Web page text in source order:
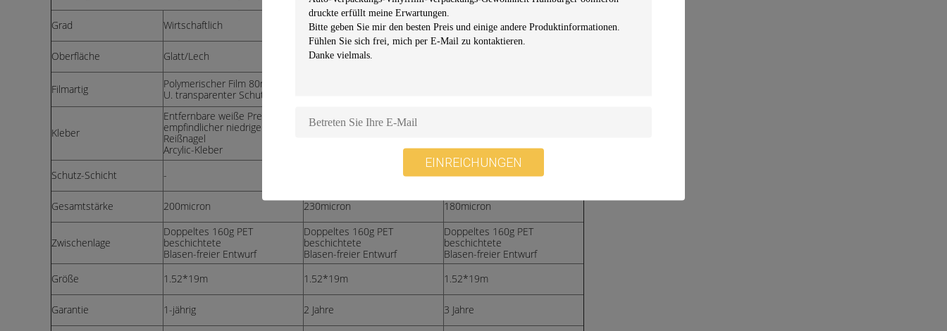
EINREICHUNGEN
Grad Wirtschaftlich Klassiker Luxus
Oberfläche Glatt/Lech Glatt/Lech
Filmartig
Polymerischer Film 80micron
U. transparenter Schutz-Film
Kleber
Entfernbare weiße Presse-
empfindlicher niedriger
Reißnagel
Arcylic-Kleber
Entfernbare weiße
Presse-
empfindlicher niedriger
Arcylic-Kleber
Schutz-Schicht
- PET 30micron Schicht
Gesamtstärke 200micron 230micron 180micron
Zwischenlage
Doppeltes 160g PET
beschichtete
Blasen-freier Entwurf
Doppeltes 160g PET
beschichtete
Blasen-freier Entwurf
Doppeltes 160g PET
beschichtete
Blasen-freier Entwurf
Größe
1.52*19m 1.52*19m 1.52*19m
Garantie 1-jährig 2 Jahre 3 Jahre